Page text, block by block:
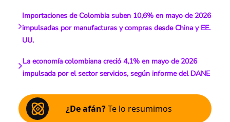
Importaciones de Colombia suben 10,6% en mayo de 2026
impulsadas por manufacturas y compras desde China y EE.
UU.
La economía colombiana creció 4,1% en mayo de 2026
impulsada por el sector servicios, según informe del DANE
¿De afán?Te lo resumimos